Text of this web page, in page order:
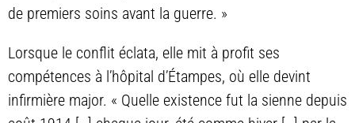
de premiers soins avant la guerre. »
Lorsque le conflit éclata, elle mit à profit ses
compétences à l’hôpital d’Étampes, où elle devint
infirmière major. « Quelle existence fut la sienne depuis